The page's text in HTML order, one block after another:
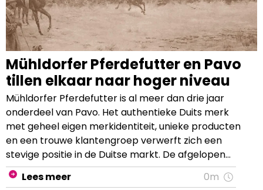
Mühldorfer Pferdefutter en Pavo
tillen elkaar naar hoger niveau
Mühldorfer Pferdefutter is al meer dan drie jaar
onderdeel van Pavo. Het authentieke Duits merk
met geheel eigen merkidentiteit, unieke producten
en een trouwe klantengroep verwerft zich een
stevige positie in de Duitse markt. De afgelopen
jaren is er een schat aan kennis uitgewisseld tussen
Pavo en Mühldorfer.
Lees meer 0m